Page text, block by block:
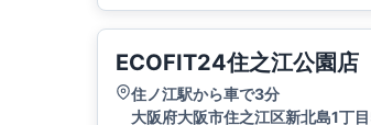
ECOFIT24住之江公園店
住ノ江駅から車で3分
大阪府大阪市住之江区新北島1丁